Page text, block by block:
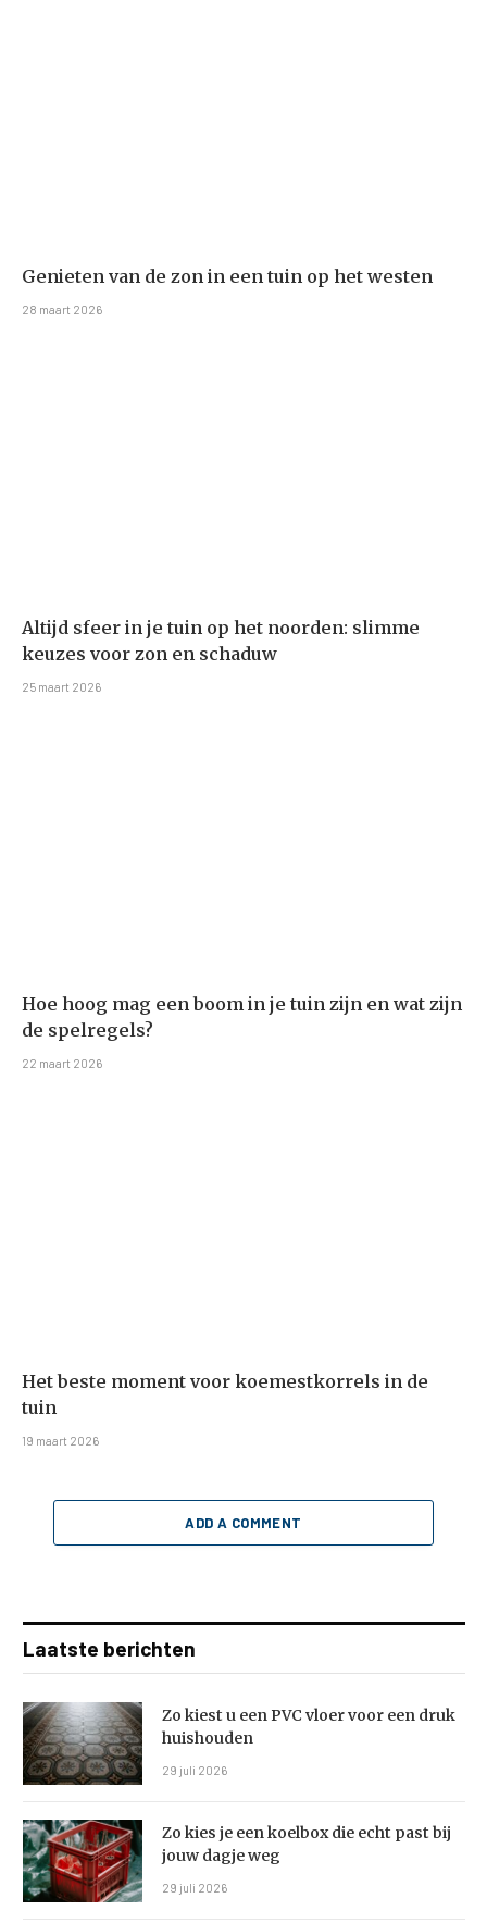
Genieten van de zon in een tuin op het westen
28 maart 2026
Altijd sfeer in je tuin op het noorden: slimme
keuzes voor zon en schaduw
25 maart 2026
Hoe hoog mag een boom in je tuin zijn en wat zijn
de spelregels?
22 maart 2026
Het beste moment voor koemestkorrels in de
tuin
19 maart 2026
ADD A COMMENT
Laatste berichten
Zo kiest u een PVC vloer voor een druk
huishouden
29 juli 2026
Zo kies je een koelbox die echt past bij
jouw dagje weg
29 juli 2026